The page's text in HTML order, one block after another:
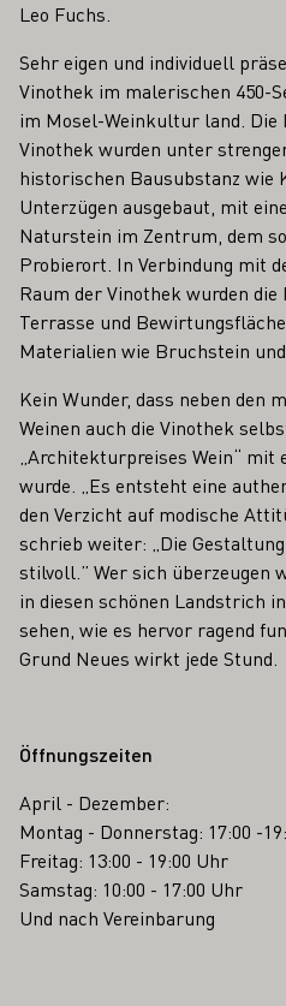
Leo Fuchs.
Sehr eigen und individuell
Vinothek im malerischen 450-
im Mosel-Weinkultur land. Die
Vinothek wurden unter
historischen Bausubstanz wie
Unterzügen ausgebaut, mit
Naturstein im Zentrum, dem
Probierort. In Verbindung mit
Raum der Vinothek wurden die
Terrasse und
Materialien wie Bruchstein
Kein Wunder, dass neben den
Weinen auch die Vinothek
„Architekturpreises Wein“
wurde. „Es entsteht eine
den Verzicht auf modische
schrieb weiter: „Die
stilvoll.” Wer sich überzeugen
in diesen schönen Landstrich
sehen, wie es hervor ragend
Grund Neues wirkt jede Stund.
Öffnungszeiten
April - Dezember:
Montag - Donnerstag: 17:00 -
Freitag: 13:00 - 19:00 Uhr
Samstag: 10:00 - 17:00 Uhr
Und nach Vereinbarung